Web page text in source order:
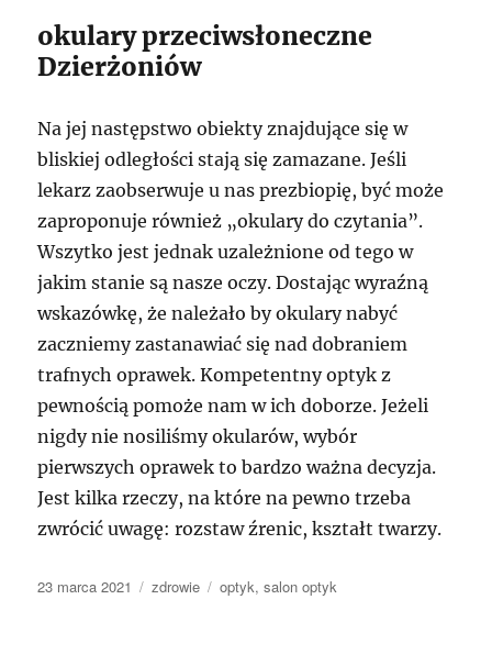
okulary przeciwsłoneczne
Dzierżoniów
Na jej następstwo obiekty znajdujące się w
bliskiej odległości stają się zamazane. Jeśli
lekarz zaobserwuje u nas prezbiopię, być może
zaproponuje również „okulary do czytania”.
Wszytko jest jednak uzależnione od tego w
jakim stanie są nasze oczy. Dostając wyraźną
wskazówkę, że należało by okulary nabyć
zaczniemy zastanawiać się nad dobraniem
trafnych oprawek. Kompetentny optyk z
pewnością pomoże nam w ich doborze. Jeżeli
nigdy nie nosiliśmy okularów, wybór
pierwszych oprawek to bardzo ważna decyzja.
Jest kilka rzeczy, na które na pewno trzeba
zwrócić uwagę: rozstaw źrenic, kształt twarzy.
Data
23 marca 2021 Kategorie
zdrowie Tagi
optyk,salon optyk